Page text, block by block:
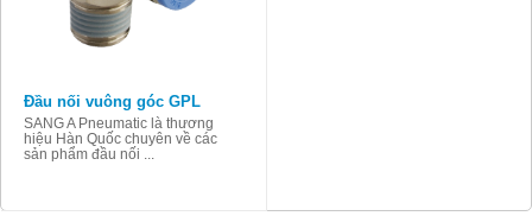
Đầu nối vuông góc GPL
SANG A Pneumatic là thương
hiệu Hàn Quốc chuyên về các
sản phẩm đầu nối ...